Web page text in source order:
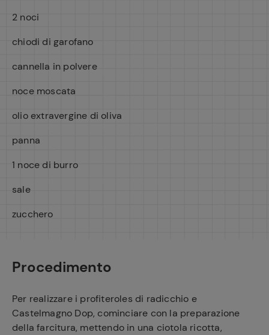
2 noci
chiodi di garofano
cannella in polvere
noce moscata
olio extravergine di oliva
panna
1 noce di burro
sale
zucchero
Procedimento
Per realizzare i profiteroles di radicchio e
Castelmagno Dop, cominciare con la preparazione
della farcitura, mettendo in una ciotola ricotta,